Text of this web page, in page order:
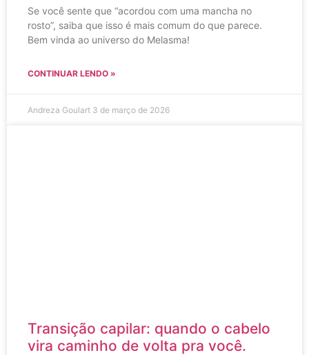
Se você sente que “acordou com uma mancha no
rosto”, saiba que isso é mais comum do que parece.
Bem vinda ao universo do Melasma!
CONTINUAR LENDO »
Andreza Goulart 3 de março de 2026
Transição capilar: quando o cabelo
vira caminho de volta pra você.